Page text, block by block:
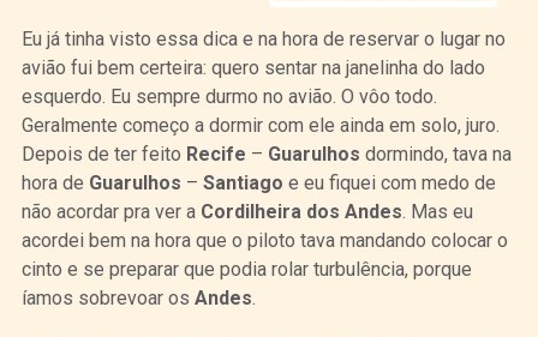
Eu já tinha visto essa dica e na hora de reservar o lugar no
avião fui bem certeira: quero sentar na janelinha do lado
esquerdo. Eu sempre durmo no avião. O vôo todo.
Geralmente começo a dormir com ele ainda em solo, juro.
Depois de ter feito Recife – Guarulhos dormindo, tava na
hora de Guarulhos – Santiago e eu fiquei com medo de
não acordar pra ver a Cordilheira dos Andes. Mas eu
acordei bem na hora que o piloto tava mandando colocar o
cinto e se preparar que podia rolar turbulência, porque
íamos sobrevoar os Andes.